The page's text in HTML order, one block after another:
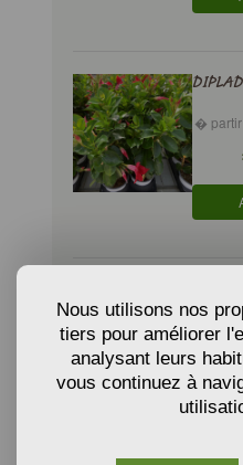
� partir
�
Nous utilisons nos
tiers pour améliorer
analysant leurs
vous continuez à